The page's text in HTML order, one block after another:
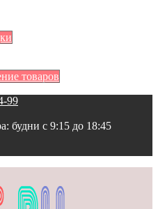
товаров
99
будни с 9:15 до 18:45